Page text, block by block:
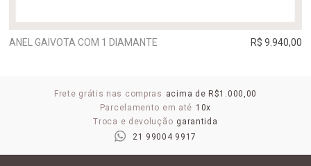
ANEL GAIVOTA COM 1 DIAMANTE R$ 9.940,00
Frete grátis nas compras acima de R$1.000,00
Parcelamento em até 10x
Troca e devolução garantida
21 99004 9917